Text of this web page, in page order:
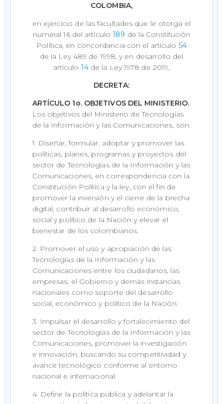
COLOMBIA,
en ejercicio de las facultades que le otorga el
numeral 16 del artículo189 de la Constitución
Política, en concordancia con el artículo 54
de la Ley 489 de 1998, y en desarrollo del
artículo 14de la Ley 1978 de 2019,
DECRETA:
ARTÍCULO 1o. OBJETIVOS DEL MINISTERIO.
Los objetivos del Ministerio de Tecnologías
de la Información y las Comunicaciones, son:
1. Diseñar, formular, adoptar y promover las
políticas, planes, programas y proyectos del
sector de Tecnologías de la Información y las
Comunicaciones, en correspondencia con la
Constitución Política y la ley, con el fin de
promover la inversión y el cierre de la brecha
digital, contribuir al desarrollo económico,
social y político de la Nación y elevar el
bienestar de los colombianos.
2. Promover el uso y apropiación de las
Tecnologías de la Información y las
Comunicaciones entre los ciudadanos, las
empresas, el Gobierno y demás instancias
nacionales como soporte del desarrollo
social, económico y político de la Nación.
3. Impulsar el desarrollo y fortalecimiento del
sector de Tecnologías de la Información y las
Comunicaciones, promover la investigación
e innovación, buscando su competitividad y
avance tecnológico conforme al entorno
nacional e internacional.
4. Definir la política pública y adelantar la